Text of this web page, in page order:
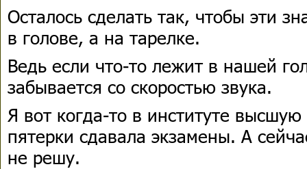
Осталось сделать так, чтобы эти
в голове, а на тарелке.
Ведь если что-то лежит в нашей
забывается со скоростью звука.
Я вот когда-то в институте
пятерки сдавала экзамены. А
не решу.